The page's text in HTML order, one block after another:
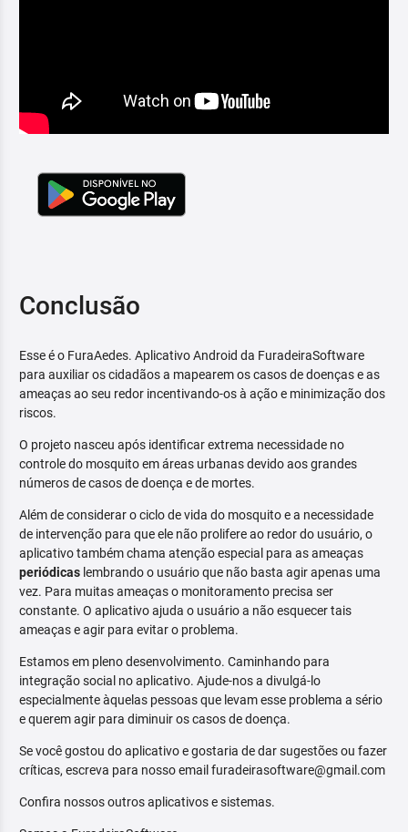
Conclusão
Esse é o FuraAedes. Aplicativo Android da FuradeiraSoftware
para auxiliar os cidadãos a mapearem os casos de doenças e as
ameaças ao seu redor incentivando-os à ação e minimização dos
riscos.
O projeto nasceu após identificar extrema necessidade no
controle do mosquito em áreas urbanas devido aos grandes
números de casos de doença e de mortes.
Além de considerar o ciclo de vida do mosquito e a necessidade
de intervenção para que ele não prolifere ao redor do usuário, o
aplicativo também chama atenção especial para as ameaças
periódicas lembrando o usuário que não basta agir apenas uma
vez. Para muitas ameaças o monitoramento precisa ser
constante. O aplicativo ajuda o usuário a não esquecer tais
ameaças e agir para evitar o problema.
Estamos em pleno desenvolvimento. Caminhando para
integração social no aplicativo. Ajude-nos a divulgá-lo
especialmente àquelas pessoas que levam esse problema a sério
e querem agir para diminuir os casos de doença.
Se você gostou do aplicativo e gostaria de dar sugestões ou fazer
críticas, escreva para nosso email furadeirasoftware@gmail.com
Confira nossos outros aplicativos e sistemas.